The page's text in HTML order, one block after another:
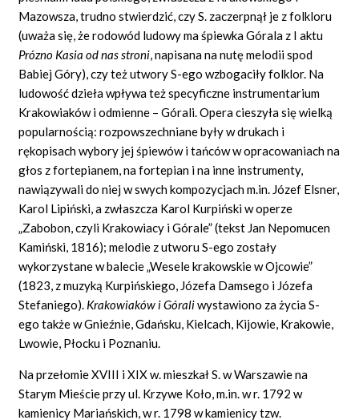
Mazowsza, trudno stwierdzić, czy S. zaczerpnął je z folkloru
(uważa się, że rodowód ludowy ma śpiewka Górala z I aktu
Prózno Kasia od nas stroni,napisana na nutę melodii spod
Babiej Góry), czy też utwory S-ego wzbogaciły folklor. Na
ludowość dzieła wpływa też specyficzne instrumentarium
Krakowiaków i odmienne – Górali. Opera cieszyła się wielką
popularnością: rozpowszechniane były w drukach i
rękopisach wybory jej śpiewów i tańców w opracowaniach na
głos z fortepianem, na fortepian i na inne instrumenty,
nawiązywali do niej w swych kompozycjach m.in. Józef Elsner,
Karol Lipiński, a zwłaszcza Karol Kurpiński w operze
„Zabobon, czyli Krakowiacy i Górale” (tekst Jan Nepomucen
Kamiński, 1816); melodie z utworu S-ego zostały
wykorzystane w balecie „Wesele krakowskie w Ojcowie”
(1823, z muzyką Kurpińskiego, Józefa Damsego i Józefa
Stefaniego). Krakowiaków i Góraliwystawiono za życia S-
ego także w Gnieźnie, Gdańsku, Kielcach, Kijowie, Krakowie,
Lwowie, Płocku i Poznaniu.
Na przełomie XVIII i XIX w. mieszkał S. w Warszawie na
Starym Mieście przy ul. Krzywe Koło, m.in. w r. 1792 w
kamienicy Mariańskich, w r. 1798 w kamienicy tzw.